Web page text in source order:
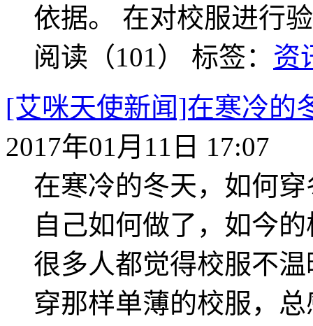
依据。 在对校服进行
阅读（101） 标签： 资
[艾咪天使新闻]在寒冷的
2017年01月11日 17:07
在寒冷的冬天，如何
自己如何做了，如今
很多人都觉得校服不
穿那样单薄的校服，